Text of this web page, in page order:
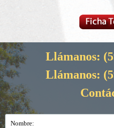
Llámanos:
Llámanos: